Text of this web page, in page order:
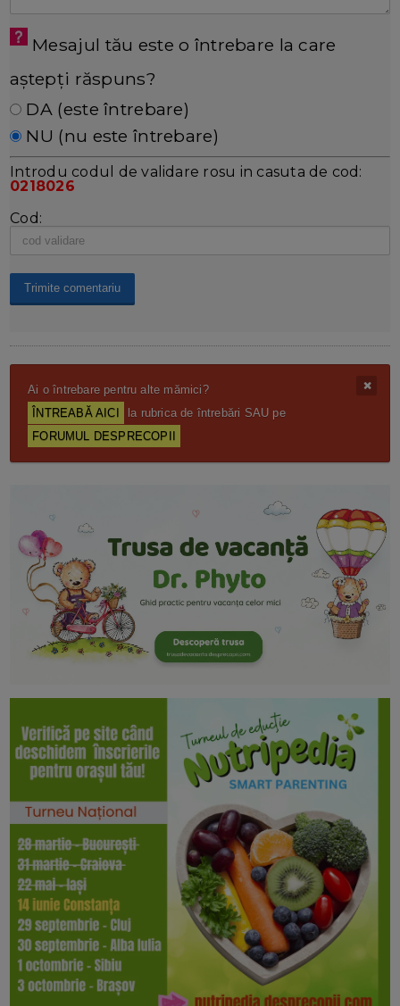
Mesajul tău este o întrebare la care
aștepți răspuns?
DA (este întrebare)
NU (nu este întrebare)
Introdu codul de validare rosu in casuta de cod:
0218026
Cod:
Ai o întrebare pentru alte mămici?
ÎNTREABĂ AICI
la rubrica de întrebări SAU pe
FORUMUL DESPRECOPII